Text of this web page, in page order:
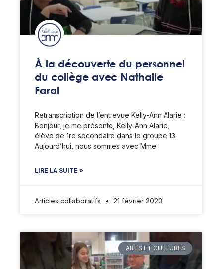
À la découverte du personnel
du collège avec Nathalie
Faral
Retranscription de l’entrevue Kelly-Ann Alarie :
Bonjour, je me présente, Kelly-Ann Alarie,
élève de 1re secondaire dans le groupe 13.
Aujourd’hui, nous sommes avec Mme
LIRE LA SUITE »
Articles collaboratifs 21 février 2023
ARTS ET CULTURES